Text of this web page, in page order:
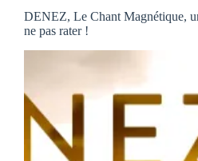
DENEZ, Le Chant Magnétique,
ne pas rater !